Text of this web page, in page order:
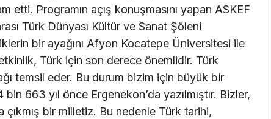
Programın açış konuşmasını yapan ASKEF
Türk Dünyası Kültür ve Sanat Şöleni
bir ayağını Afyon Kocatepe Üniversitesi ile
Türk için son derece önemlidir. Türk
temsil eder. Bu durum bizim için büyük bir
663 yıl önce Ergenekon’da yazılmıştır. Bizler,
bir milletiz. Bu nedenle Türk tarihi,